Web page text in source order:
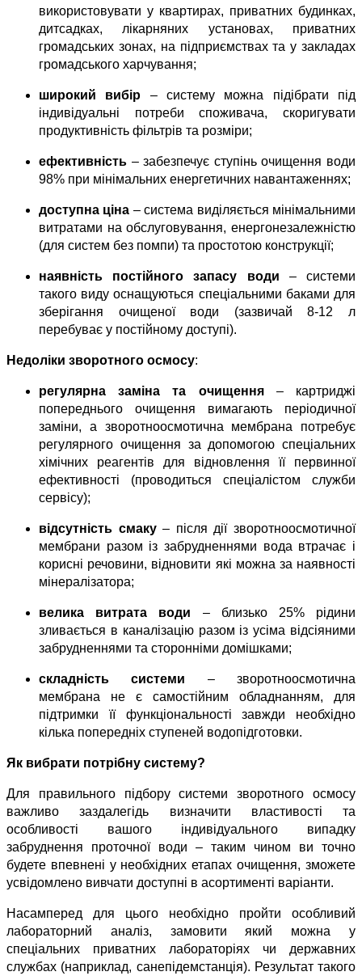
використовувати у квартирах, приватних будинках,
дитсадках, лікарняних установах, приватних
громадських зонах, на підприємствах та у закладах
громадського харчування;
широкий вибір – систему можна підібрати під
індивідуальні потреби споживача, скоригувати
продуктивність фільтрів та розміри;
ефективність – забезпечує ступінь очищення води
98% при мінімальних енергетичних навантаженнях;
доступна ціна – система виділяється мінімальними
витратами на обслуговування, енергонезалежністю
(для систем без помпи) та простотою конструкції;
наявність постійного запасу води – системи
такого виду оснащуються спеціальними баками для
зберігання очищеної води (зазвичай 8-12 л
перебуває у постійному доступі).
Недоліки зворотного осмосу:
регулярна заміна та очищення – картриджі
попереднього очищення вимагають періодичної
заміни, а зворотноосмотична мембрана потребує
регулярного очищення за допомогою спеціальних
хімічних реагентів для відновлення її первинної
ефективності (проводиться спеціалістом служби
сервісу);
відсутність смаку – після дії зворотноосмотичної
мембрани разом із забрудненнями вода втрачає і
корисні речовини, відновити які можна за наявності
мінералізатора;
велика витрата води – близько 25% рідини
зливається в каналізацію разом із усіма відсіяними
забрудненнями та сторонніми домішками;
складність системи – зворотноосмотична
мембрана не є самостійним обладнанням, для
підтримки її функціональності завжди необхідно
кілька попередніх ступеней водопідготовки.
Як вибрати потрібну систему?
Для правильного підбору системи зворотного осмосу
важливо заздалегідь визначити властивості та
особливості вашого індивідуального випадку
забруднення проточної води – таким чином ви точно
будете впевнені у необхідних етапах очищення, зможете
усвідомлено вивчати доступні в асортименті варіанти.
Насамперед для цього необхідно пройти особливий
лабораторний аналіз, замовити який можна у
спеціальних приватних лабораторіях чи державних
службах (наприклад, санепідемстанція). Результат такого